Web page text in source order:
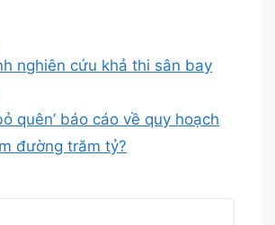
nghiên cứu khả thi sân bay
quên’ báo cáo về quy hoạch
đường trăm tỷ?